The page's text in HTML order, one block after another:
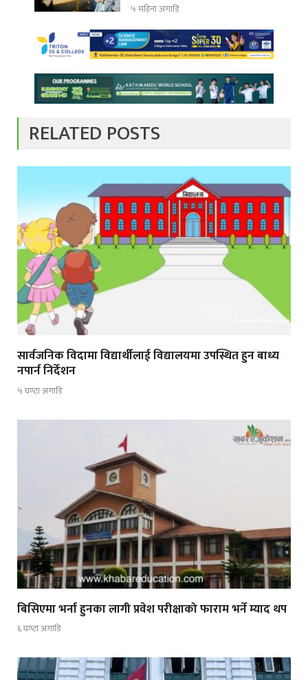
५ महिना अगाडि
RELATED POSTS
सार्वजनिक विदामा विद्यार्थीलाई विद्यालयमा उपस्थित हुन बाध्य
नपार्न निर्देशन
५ घण्टा अगाडि
बिसिएमा भर्ना हुनका लागी प्रवेश परीक्षाको फाराम भर्ने म्याद थप
६ घण्टा अगाडि